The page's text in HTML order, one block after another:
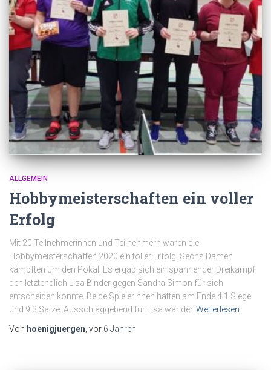
ALLGEMEIN
Hobbymeisterschaften ein voller
Erfolg
Mit 20 Teilnehmerinnen und Teilnehmern waren die
Hobbymeisterschaften 2020 ein toller Erfolg. Sechs Damen
kämpften um den Pokal. Es ergab sich ein spannender Dreikampf
den letztendlich Lisa Binder gegen Sandra Simon für sich
entscheiden konnte. Beide Spielerinnen hatten am Ende 4:1 Siege
und 9:3 Sätze. Ausschlaggebend für Lisa war der Weiterlesen
Von hoenigjuergen , vor 6 Jahren